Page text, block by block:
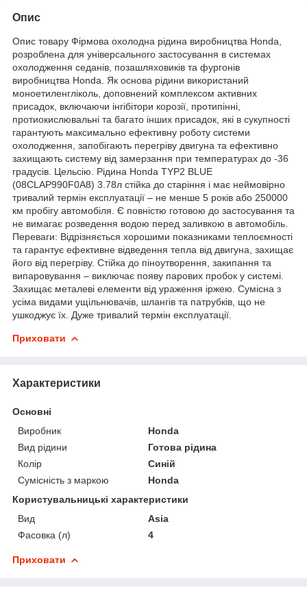
Опис
Опис товару Фірмова охолодна рідина виробництва Honda,
розроблена для універсального застосування в системах
охолодження седанів, позашляховиків та фургонів
виробництва Honda. Як основа рідини використаний
моноетиленгліколь, доповнений комплексом активних
присадок, включаючи інгібітори корозії, протипінні,
протиокислювальні та багато інших присадок, які в сукупності
гарантують максимально ефективну роботу системи
охолодження, запобігають перегріву двигуна та ефективно
захищають систему від замерзання при температурах до -36
градусів. Цельсію. Рідина Honda TYP2 BLUE
(08CLAP990F0A8) 3.78л стійка до старіння і має неймовірно
тривалий термін експлуатації – не менше 5 років або 250000
км пробігу автомобіля. Є повністю готовою до застосування та
не вимагає розведення водою перед заливкою в автомобіль.
Переваги: Відрізняється хорошими показниками теплоємності
та гарантує ефективне відведення тепла від двигуна, захищає
його від перегріву. Стійка до піноутворення, закипання та
випаровування – виключає появу парових пробок у системі.
Захищає металеві елементи від ураження іржею. Сумісна з
усіма видами ущільнювачів, шлангів та патрубків, що не
ушкоджує їх. Дуже тривалий термін експлуатації.
Приховати
Характеристики
Основні
Виробник
Honda
Вид рідини
Готова рідина
Колір
Синій
Сумісність з маркою
Honda
Користувальницькі характеристики
Вид
Asia
Фасовка (л)
4
Приховати